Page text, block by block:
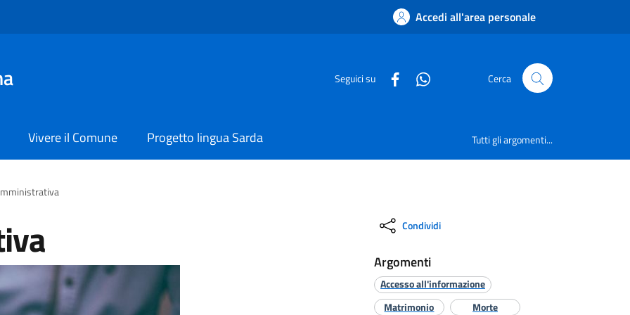
Accedi all'area personale
Seguici su Cerca
Vivere il Comune Progetto lingua Sarda Tutti gli argomenti...
Condividi
Argomenti
Accesso all'informazione
Matrimonio
Morte